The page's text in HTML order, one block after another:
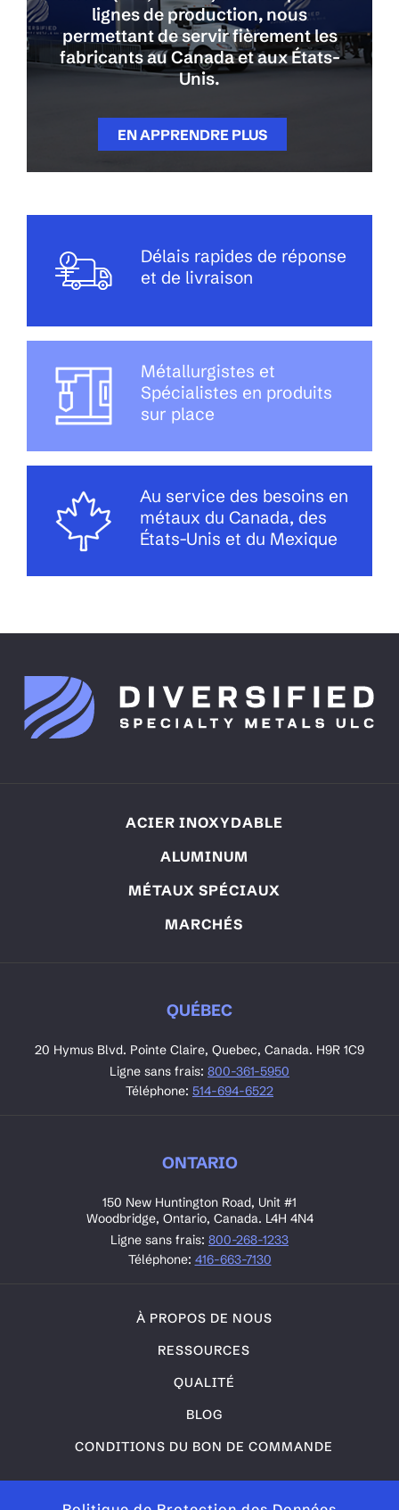
lignes de production, nous
permettant de servir fièrement les
fabricants au Canada et aux États-
Unis.
EN APPRENDRE PLUS
Délais rapides de réponse
et de livraison
Métallurgistes et
Spécialistes en produits
sur place
Au service des besoins en
métaux du Canada, des
États-Unis et du Mexique
ACIER INOXYDABLE
ALUMINUM
MÉTAUX SPÉCIAUX
MARCHÉS
20 Hymus Blvd. Pointe Claire, Quebec, Canada. H9R 1C9
Ligne sans frais: 800-361-5950
Téléphone: 514-694-6522
QUÉBEC
150 New Huntington Road, Unit #1
Woodbridge, Ontario, Canada. L4H 4N4
Ligne sans frais: 800-268-1233
Téléphone: 416-663-7130
ONTARIO
À PROPOS DE NOUS
RESSOURCES
QUALITÉ
BLOG
CONDITIONS DU BON DE COMMANDE